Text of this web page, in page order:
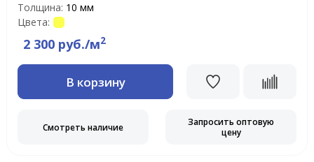
Толщина: 10 мм
Цвета:
2 300 руб./м2
В корзину
Смотреть наличие
Запросить оптовую
цену